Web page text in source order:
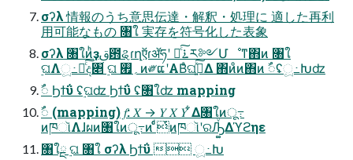
σʔλ 情報のうち意思伝達・解釈・処理に 適した再利
⽤可能なもの ৘ใ 実存を符号化した表象
σʔλ ৘ใͷ͏ͪҙࢥ఻ୡɾղऍɾॲཧʹ దͨ͠࠶ར༻Մೳͳ΋ͷ ৘ใ
࣮ଘΛූ߸Խͨ͠ද৅ ࣮ଘ ؍࡯ͷ༗ແʹΑΒͣଘࡏ͍ͯ͠Δ ΋ͷͦͷ΋ͷ ࣸ૾ʢූ߸Խʣ
ࣸ૾ Ϧϯΰ ʢ࣮ଘʣ Ϧϯΰ ʢ৘ใʣ mapping
ࣸ૾ (mapping) 𝑓: 𝑋 → 𝑌 𝑋 𝑌 ͋Δ৘ใͷू߹
ͷཁૉΛɺผͷ৘ใͷू߹ͷ ͨͩͭͷཁૉʹରԠ͚ͮΔϓϩηε
৘ใྔ ࣮ଘ ৘ใ σʔλ Ϧϯΰ  ූ߸Խ